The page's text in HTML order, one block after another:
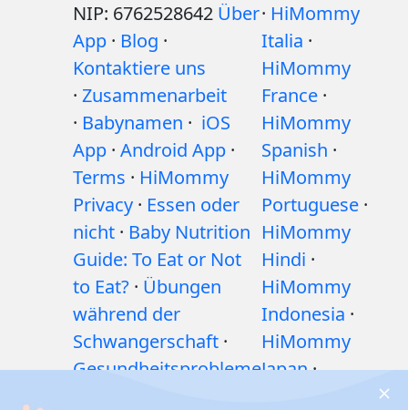
NIP: 6762528642 Über
App · Blog ·
Kontaktiere uns
· Zusammenarbeit
· Babynamen · iOS
App · Android App ·
Terms · HiMommy
Privacy · Essen oder
nicht · Baby Nutrition
Guide: To Eat or Not
to Eat? · Übungen
während der
Schwangerschaft ·
Gesundheitsprobleme
· HiMommy
Italia ·
HiMommy
France ·
HiMommy
Spanish ·
HiMommy
Portuguese ·
HiMommy
Hindi ·
HiMommy
Indonesia ·
HiMommy
Japan·